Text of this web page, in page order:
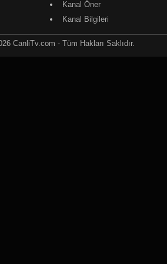
Kanal Öner
Kanal Bilgileri
CanliTv.com - Tüm Hakları Saklıdır.